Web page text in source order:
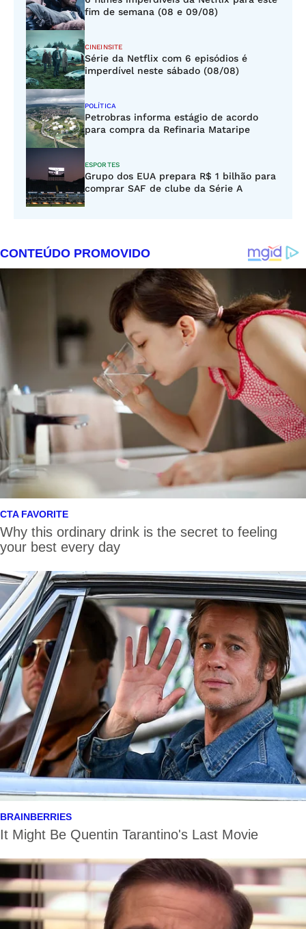
fim de semana (08 e 09/08)
CINEINSITE
Série da Netflix com 6 episódios é
imperdível neste sábado (08/08)
POLÍTICA
Petrobras informa estágio de acordo
para compra da Refinaria Mataripe
ESPORTES
Grupo dos EUA prepara R$ 1 bilhão para
comprar SAF de clube da Série A